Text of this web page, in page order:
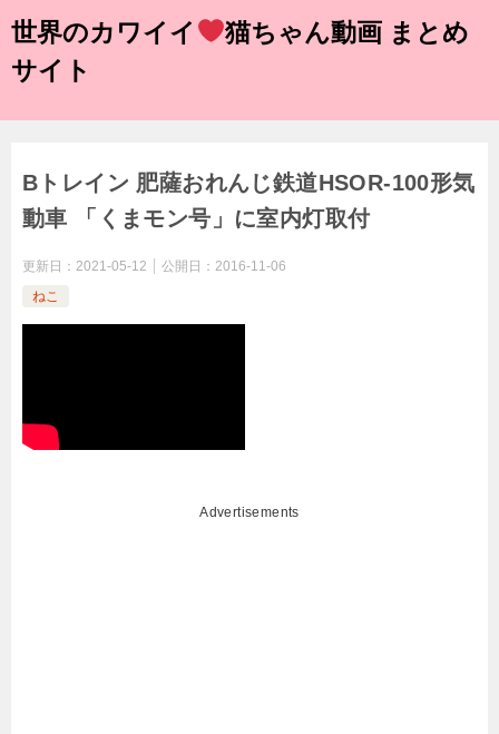
世界のカワイイ
猫ちゃん動画 まとめ
サイト
Bトレイン 肥薩おれんじ鉄道HSOR-100形気
動車 「くまモン号」に室内灯取付
更新日： 2021-05-12 公開日： 2016-11-06
ねこ
Advertisements